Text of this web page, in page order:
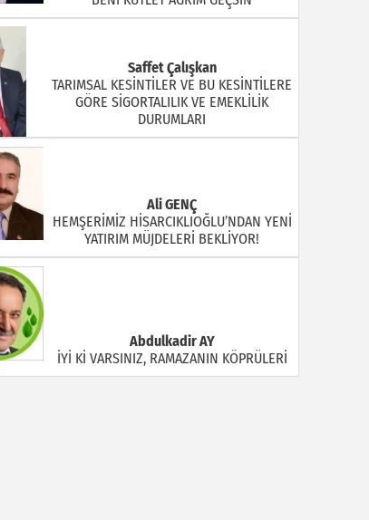
Saffet Çalışkan
TARIMSAL KESİNTİLER VE BU KESİNTİLERE
GÖRE SİGORTALILIK VE EMEKLİLİK
DURUMLARI
Ali GENÇ
HEMŞERİMİZ HİSARCIKLIOĞLU’NDAN YENİ
YATIRIM MÜJDELERİ BEKLİYOR!
Abdulkadir AY
İYİ Kİ VARSINIZ, RAMAZANIN KÖPRÜLERİ